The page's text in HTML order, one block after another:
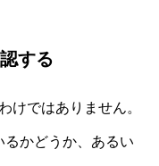
する
けではありません。
かどうか、あるい